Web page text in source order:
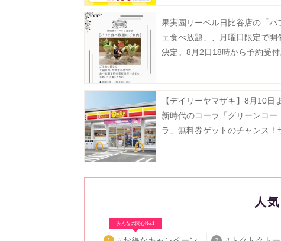
果実園リーベル日比谷店の「パ
ェ食べ放題」、月曜日限定で開
決定。8月2日18時から予約受付
【デイリーヤマザキ】8月10日
新時代のコーラ「グリーンコー
ラ」無料券ゲットのチャンス！
人
みんなの関心No.1